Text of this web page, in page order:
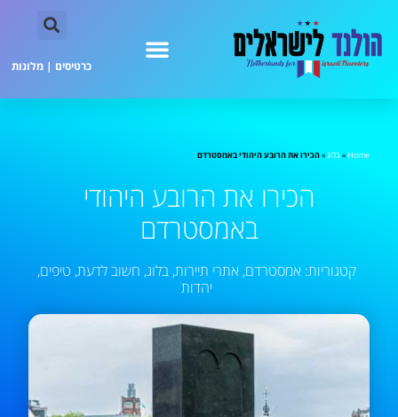
כרטיסים | מלונות
Home
»בלוג»הכירו את הרובע היהודי באמסטרדם
הכירו את הרובע היהודי
באמסטרדם
קטגוריות: אמסטרדם, אתרי תיירות, בלוג, חשוב לדעת, טיפים,
יהדות